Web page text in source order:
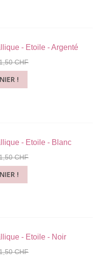
- Etoile - Argenté
CHF
!
- Etoile - Blanc
CHF
!
- Etoile - Noir
CHF